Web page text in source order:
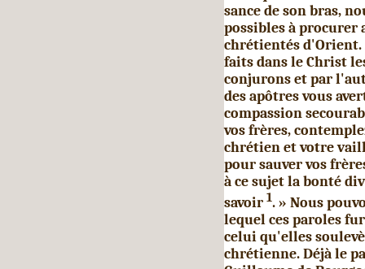
sance de son bras,
possibles à procurer
chrétientés d'Orient.
faits dans le Christ
conjurons et par
des apôtres vous
compassion
vos frères,
chrétien et votre
pour sauver vos
à ce sujet la bonté
savoir 1. » Nous
lequel ces paroles
celui qu'elles
chrétienne. Déjà le